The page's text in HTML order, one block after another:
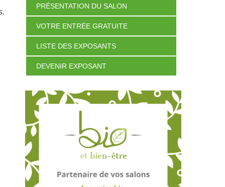
PRÉSENTATION DU SALON
VOTRE ENTRÉE GRATUITE
LISTE DES EXPOSANTS
DEVENIR EXPOSANT